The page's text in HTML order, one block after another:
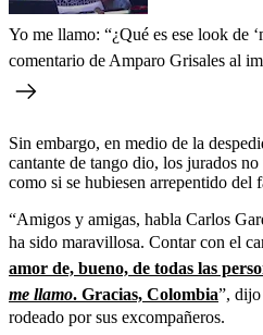
Yo me llamo: “¿Qué es ese look de
comentario de Amparo Grisales al
Sin embargo, en medio de la
cantante de tango dio, los jurados
como si se hubiesen arrepentido del
“Amigos y amigas, habla Carlos
ha sido maravillosa. Contar con el
amor de, bueno, de todas las
me llamo. Gracias, Colombia”, dijo
rodeado por sus excompañeros.